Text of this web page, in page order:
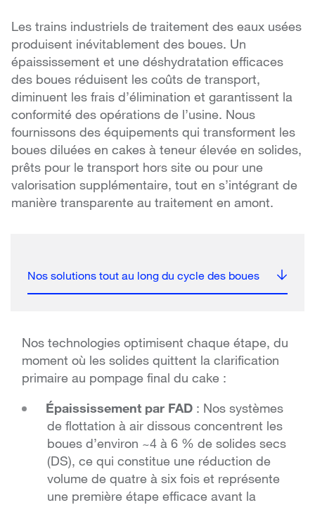
Les trains industriels de traitement des eaux usées
produisent inévitablement des boues. Un
épaississement et une déshydratation efficaces
des boues réduisent les coûts de transport,
diminuent les frais d’élimination et garantissent la
conformité des opérations de l’usine. Nous
fournissons des équipements qui transforment les
boues diluées en cakes à teneur élevée en solides,
prêts pour le transport hors site ou pour une
valorisation supplémentaire, tout en s’intégrant de
manière transparente au traitement en amont.
Nos solutions tout au long du cycle des boues
Nos technologies optimisent chaque étape, du
moment où les solides quittent la clarification
primaire au pompage final du cake :
Épaississement par FAD : Nos systèmes
de flottation à air dissous concentrent les
boues d’environ ~4 à 6 % de solides secs
(DS), ce qui constitue une réduction de
volume de quatre à six fois et représente
une première étape efficace avant la